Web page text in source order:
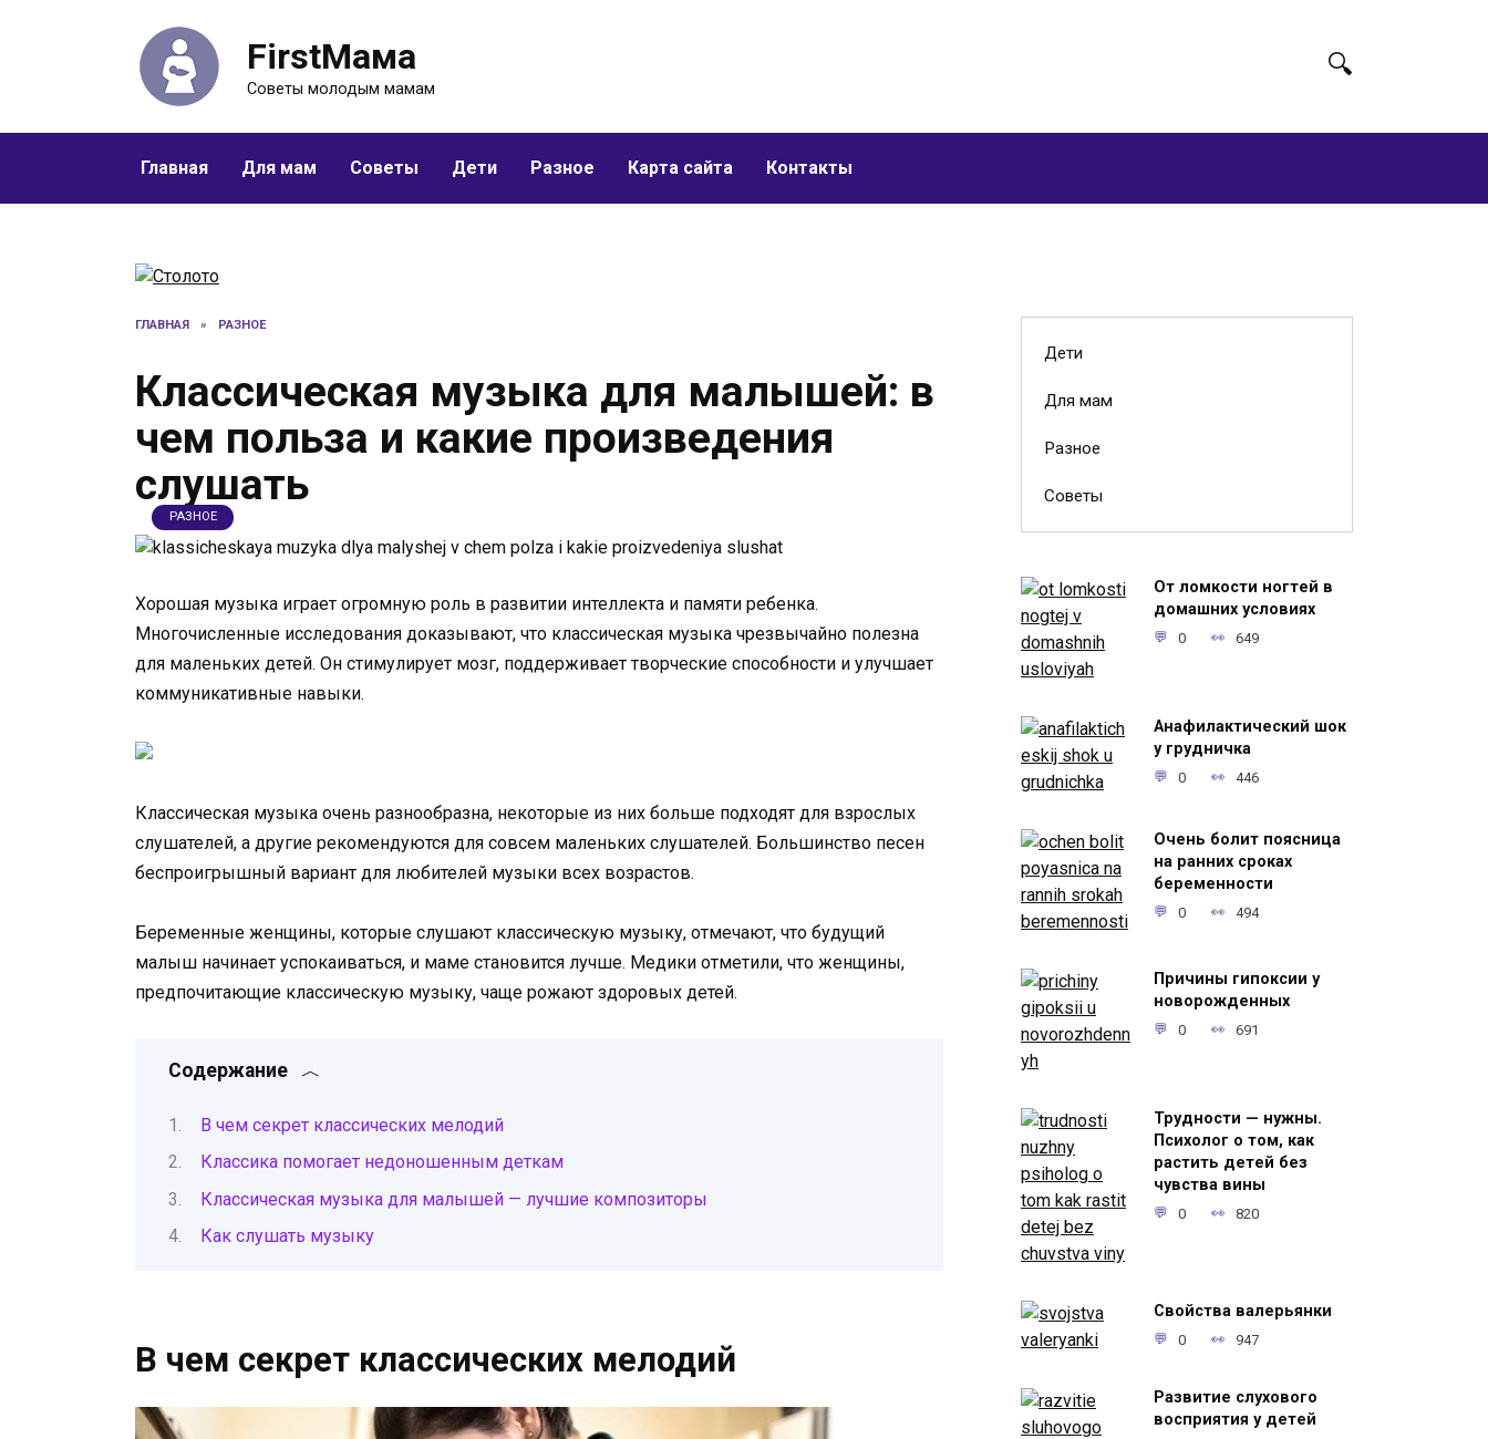
FirstМама
Советы молодым мамам
Главная Для мам Советы Дети Разное Карта сайта Контакты
ГЛАВНАЯ » РАЗНОЕ
Классическая музыка для малышей: в
чем польза и какие произведения
слушать
РАЗНОЕ
Хорошая музыка играет огромную роль в развитии интеллекта и памяти ребенка.
Многочисленные исследования доказывают, что классическая музыка чрезвычайно полезна
для маленьких детей. Он стимулирует мозг, поддерживает творческие способности и улучшает
коммуникативные навыки.
Классическая музыка очень разнообразна, некоторые из них больше подходят для взрослых
слушателей, а другие рекомендуются для совсем маленьких слушателей. Большинство песен
беспроигрышный вариант для любителей музыки всех возрастов.
Беременные женщины, которые слушают классическую музыку, отмечают, что будущий
малыш начинает успокаиваться, и маме становится лучше. Медики отметили, что женщины,
предпочитающие классическую музыку, чаще рожают здоровых детей.
Содержание
В чем секрет классических мелодий
Классика помогает недоношенным деткам
Классическая музыка для малышей — лучшие композиторы
Как слушать музыку
В чем секрет классических мелодий
Дети
Для мам
Разное
Советы
От ломкости ногтей в
домашних условиях
0 649
Анафилактический шок
у грудничка
0 446
Очень болит поясница
на ранних сроках
беременности
0 494
Причины гипоксии у
новорожденных
0 691
Трудности — нужны.
Психолог о том, как
растить детей без
чувства вины
0 820
Свойства валерьянки
0 947
Развитие слухового
восприятия у детей